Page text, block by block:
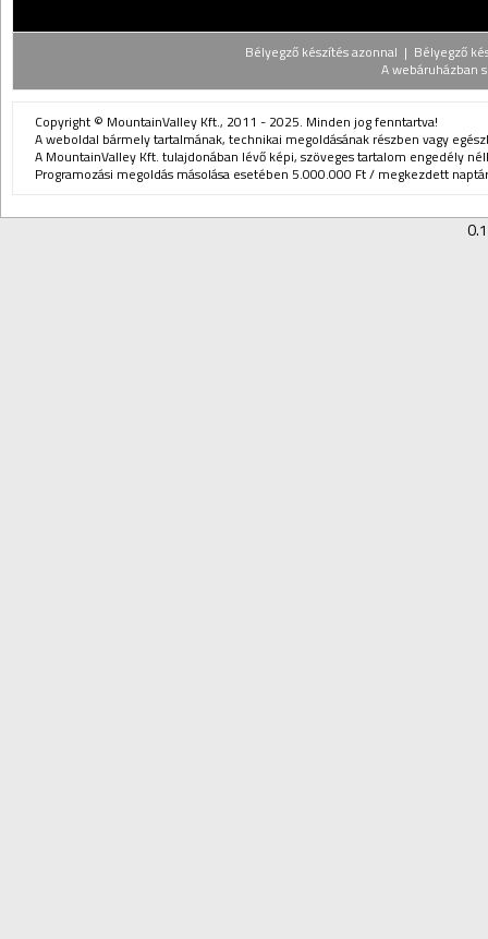
Bélyegző készítés azonnal | Bélyegző
A webáruházban
Copyright © MountainValley Kft., 2011 - 2025. Minden jog fenntartva!
A weboldal bármely tartalmának, technikai megoldásának részben vagy
A MountainValley Kft. tulajdonában lévő képi, szöveges tartalom engedély
Programozási megoldás másolása esetében 5.000.000 Ft / megkezdett